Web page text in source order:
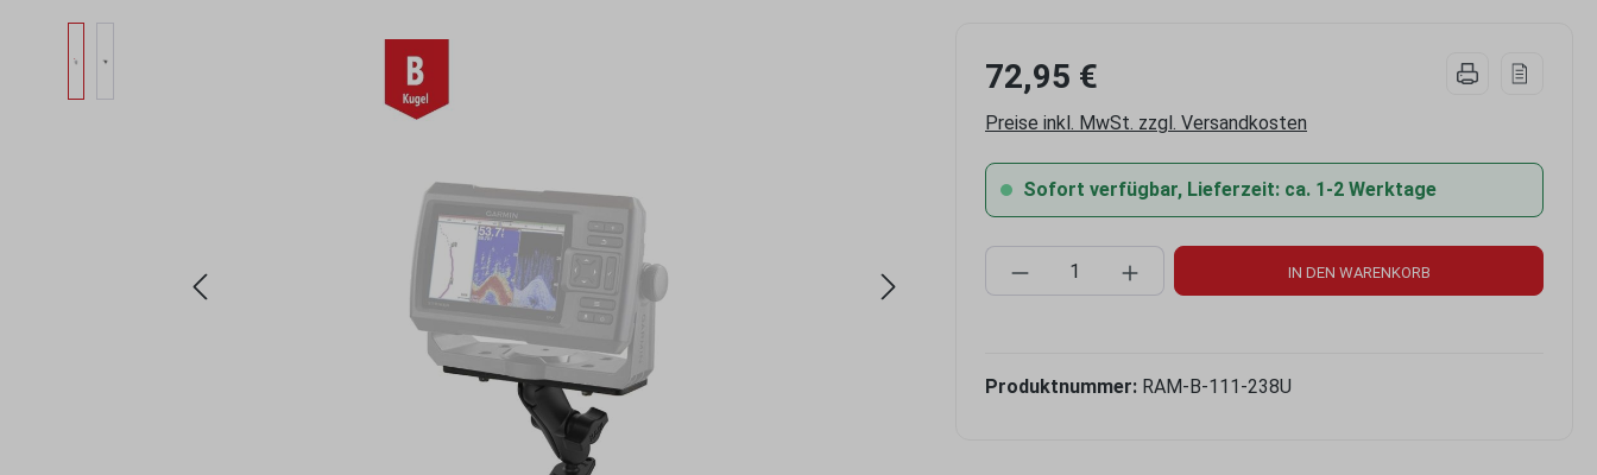
72,95 €
Preise inkl. MwSt. zzgl. Versandkosten
Sofort verfügbar, Lieferzeit: ca. 1-2 Werktage
Produkt Anzahl: Gib den gewünschten Wert
IN DEN WARENKORB
Produktnummer: RAM-B-111-238U